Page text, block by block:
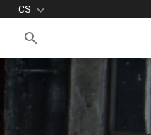
CS expand_more
search